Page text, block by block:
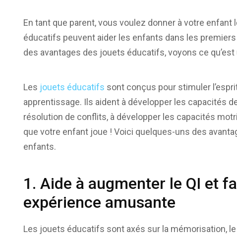
En tant que parent, vous voulez donner à votre
éducatifs peuvent aider les enfants dans les
des avantages des jouets éducatifs, voyons ce
Les jouets éducatifs sont conçus pour stimuler
apprentissage. Ils aident à développer les capacités
résolution de conflits, à développer les capacités
que votre enfant joue ! Voici quelques-uns des
enfants.
1. Aide à augmenter le QI et
expérience amusante
Les jouets éducatifs sont axés sur la mémorisation,